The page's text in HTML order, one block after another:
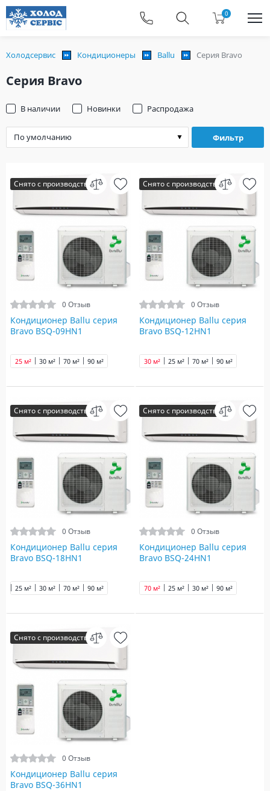
0
Холодсервис Кондиционеры Ballu Серия Bravo
Серия Bravo
Фильтр
В наличии Новинки Распродажа
Снято с производства
0 Отзыв
Кондиционер Ballu серия
Bravo BSQ-09HN1
25 м² 30 м² 70 м² 90 м²
Снято с производства
0 Отзыв
Кондиционер Ballu серия
Bravo BSQ-12HN1
25 м²
30 м² 70 м² 90 м²
Снято с производства
0 Отзыв
Кондиционер Ballu серия
Bravo BSQ-18HN1
25 м² 30 м² 70 м² 90 м²
Снято с производства
0 Отзыв
Кондиционер Ballu серия
Bravo BSQ-24HN1
25 м² 30 м²
70 м² 90 м²
Снято с производства
0 Отзыв
Кондиционер Ballu серия
Bravo BSQ-36HN1